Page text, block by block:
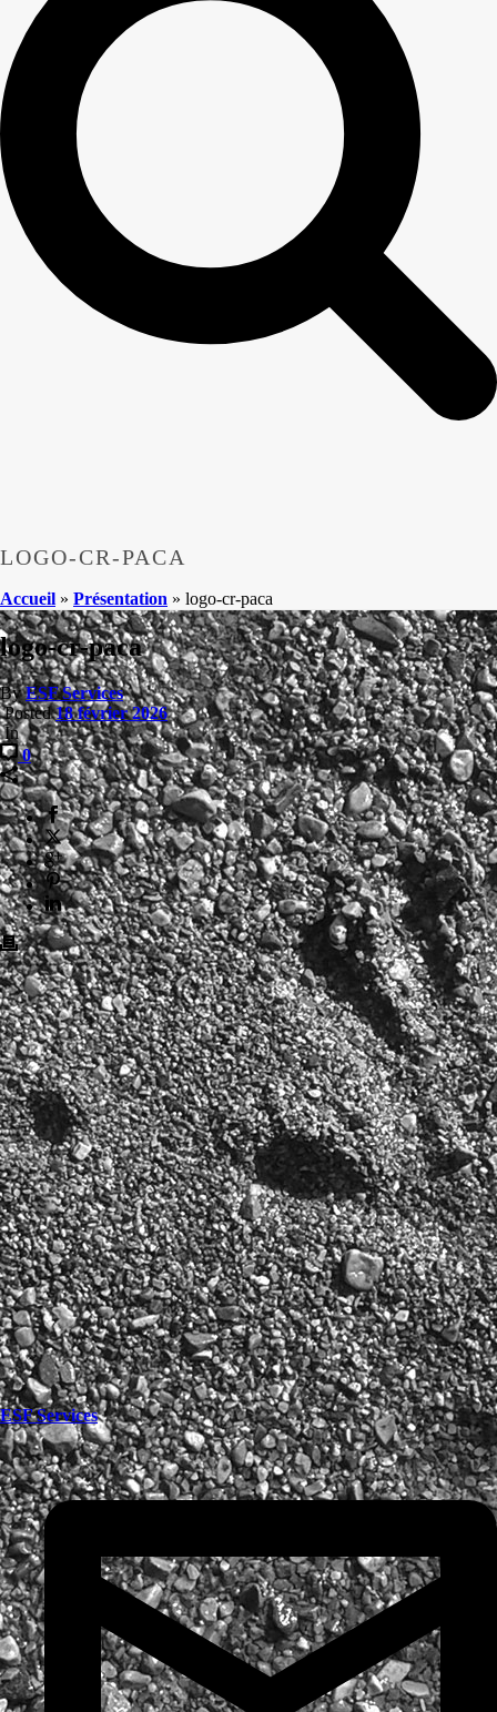
LOGO-CR-PACA
Accueil » Présentation » logo-cr-paca
logo-cr-paca
ByESF Services
Posted18 février 2026
In
0
ESF Services